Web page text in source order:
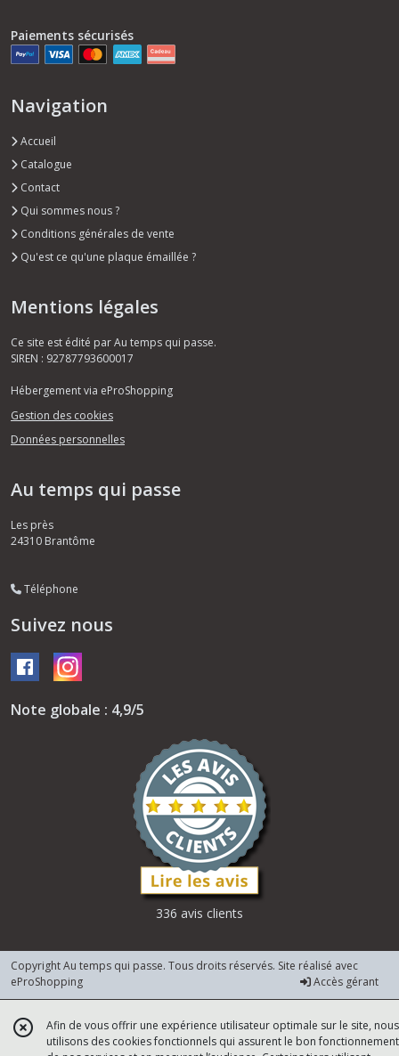
Paiements sécurisés
Navigation
Accueil
Catalogue
Contact
Qui sommes nous ?
Conditions générales de vente
Qu'est ce qu'une plaque émaillée ?
Mentions légales
Ce site est édité par Au temps qui passe.
SIREN : 92787793600017
Hébergement via eProShopping
Gestion des cookies
Données personnelles
Au temps qui passe
Les près
24310 Brantôme
Téléphone
Suivez nous
Note globale : 4,9/5
336 avis clients
Copyright Au temps qui passe. Tous droits réservés. Site réalisé avec
eProShopping
Accès gérant
Afin de vous offrir une expérience utilisateur optimale sur le site, nous
utilisons des cookies fonctionnels qui assurent le bon fonctionnement